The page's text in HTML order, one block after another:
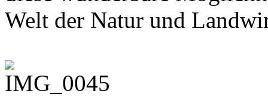
Welt der Natur und